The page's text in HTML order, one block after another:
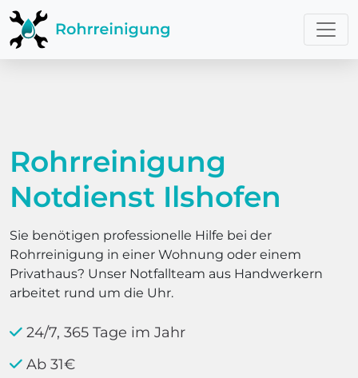
Rohrreinigung
Notdienst Ilshofen
Sie benötigen professionelle Hilfe bei der
Rohrreinigung in einer Wohnung oder einem
Privathaus? Unser Notfallteam aus Handwerkern
arbeitet rund um die Uhr.
24/7, 365 Tage im Jahr
Ab 31€